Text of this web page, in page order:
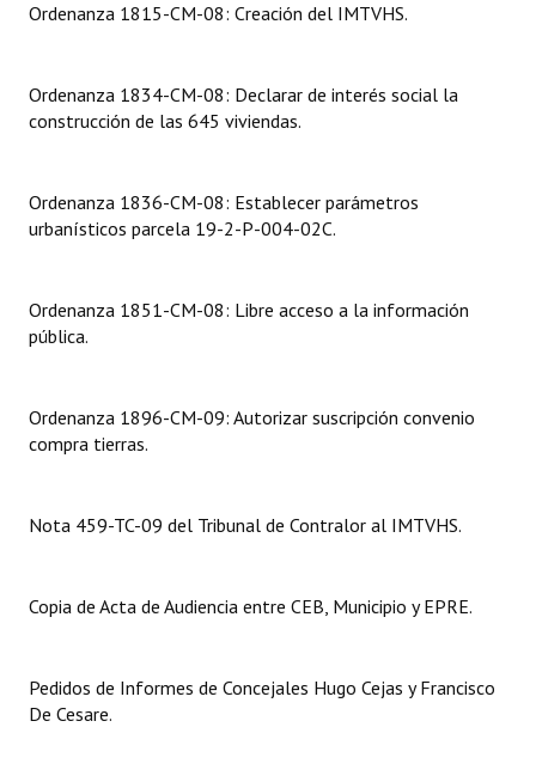
Actas de Audiencias Públicas
Comunicaciones
Declaraciones
Resoluciones de Presidencia
Antiguos Pobladores
Audiencias Públicas - Registro
Ordenanza 1815-CM-08: Creación del IMTVHS.
Ordenanza 1834-CM-08: Declarar de interés social la
construcción de las 645 viviendas.
Ordenanza 1836-CM-08: Establecer parámetros
urbanísticos parcela 19-2-P-004-02C.
Ordenanza 1851-CM-08: Libre acceso a la información
pública.
Ordenanza 1896-CM-09: Autorizar suscripción convenio
compra tierras.
Nota 459-TC-09 del Tribunal de Contralor al IMTVHS.
Copia de Acta de Audiencia entre CEB, Municipio y EPRE.
Pedidos de Informes de Concejales Hugo Cejas y Francisco
De Cesare.